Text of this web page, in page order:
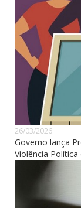
26/03/2026
Governo lança
Violência